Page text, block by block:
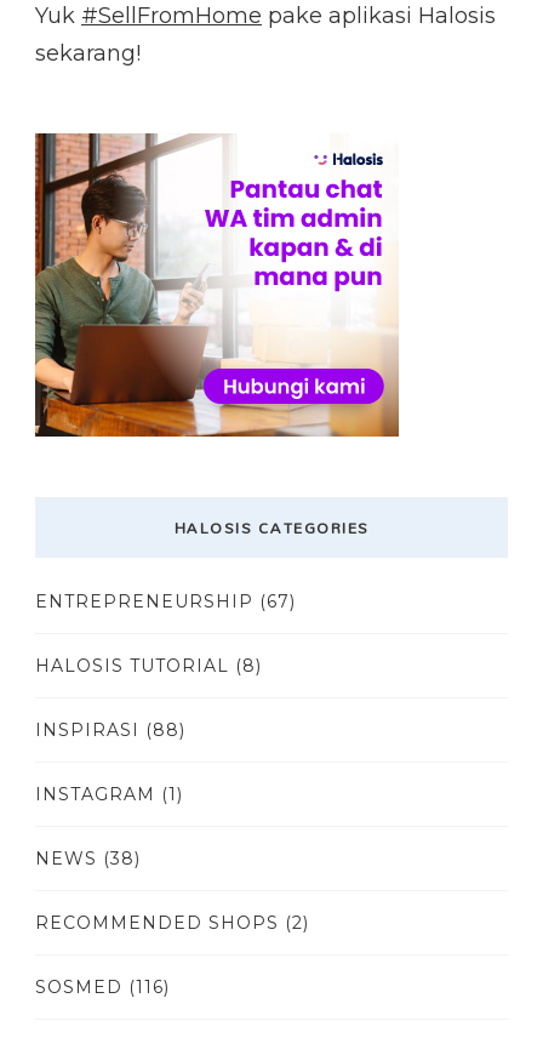
Yuk #SellFromHome pake aplikasi Halosis
sekarang!
HALOSIS CATEGORIES
ENTREPRENEURSHIP (67)
HALOSIS TUTORIAL (8)
INSPIRASI (88)
INSTAGRAM (1)
NEWS (38)
RECOMMENDED SHOPS (2)
SOSMED (116)